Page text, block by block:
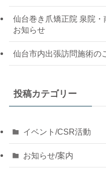
仙台巻き爪矯正院 泉院
お知らせ
仙台市内出張訪問施術の
投稿カテゴリー
イベント/CSR活動
お知らせ/案内